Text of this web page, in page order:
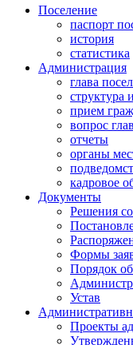
Поселение
паспорт
история
статистика
Администрация
глава
структура
прием
вопрос
отчеты
органы
кадровое
Документы
Решения
Формы
Порядок
Устав
Проекты